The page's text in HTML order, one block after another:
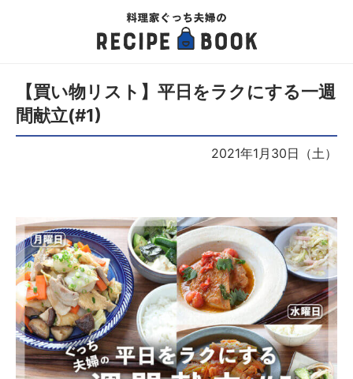
【買い物リスト】平日をラクにする一週
間献立(#1)
2021年1月30日（土）